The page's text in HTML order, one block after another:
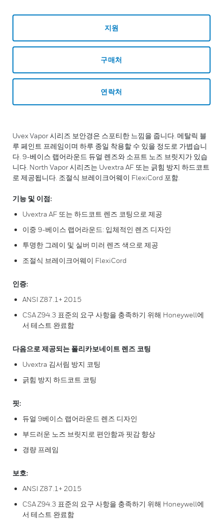
지원
구매처
연락처
Uvex Vapor 시리즈 보안경은 스포티한 느낌을 줍니다. 메탈릭 블
루 페인트 프레임이며 하루 종일 착용할 수 있을 정도로 가볍습니
다. 9-베이스 랩어라운드 듀얼 렌즈와 소프트 노즈 브릿지가 있습
니다. North Vapor 시리즈는 Uvextra AF 또는 긁힘 방지 하드코트
로 제공됩니다. 조절식 브레이크어웨이 FlexiCord 포함.
기능 및 이점:
Uvextra AF 또는 하드코트 렌즈 코팅으로 제공
이중 9-베이스 랩어라운드: 입체적인 렌즈 디자인
투명한 그레이 및 실버 미러 렌즈 색으로 제공
조절식 브레이크어웨이 FlexiCord
인증:
ANSI Z87.1+ 2015
CSA Z94.3 표준의 요구 사항을 충족하기 위해 Honeywell에
서 테스트 완료함
다음으로 제공되는 폴리카보네이트 렌즈 코팅
Uvextra 김서림 방지 코팅
긁힘 방지 하드코트 코팅
핏:
듀얼 9베이스 랩어라운드 렌즈 디자인
부드러운 노즈 브릿지로 편안함과 핏감 향상
경량 프레임
보호:
ANSI Z87.1+ 2015
CSA Z94.3 표준의 요구 사항을 충족하기 위해 Honeywell에
서 테스트 완료함